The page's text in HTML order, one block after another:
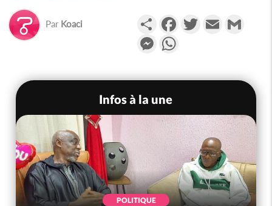
Par Koaci PartagerFacebookTwitterEmail
Messenger
Infos à la une
POLITIQUE